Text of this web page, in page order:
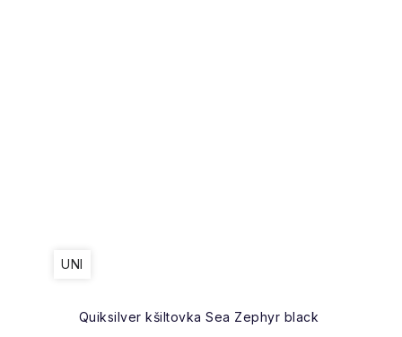
Quiksilver kšiltovka Sea Zephyr black
UNI